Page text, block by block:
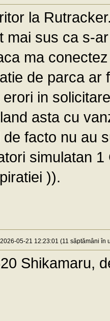
la
mai sus ca s-
ma
de parca ar
in
asta cu
de facto nu au
simulatan
)).
05-21 12:23:01 (11 săptămâni în
Shikamaru,